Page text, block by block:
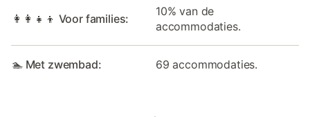
👩‍👩‍👧‍👦 Voor families:
10% van de
accommodaties.
🏊 Met zwembad: 69 accommodaties.